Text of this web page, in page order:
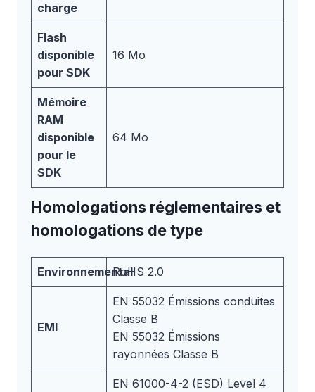
charge
Flash
disponible
pour SDK
16 Mo
Mémoire
RAM
disponible
pour le
SDK
64 Mo
Homologations réglementaires et
homologations de type
EnvironnementalRoHS 2.0
EMI
EN 55032 Émissions conduites
Classe B
EN 55032 Émissions
rayonnées Classe B
EN 61000-4-2 (ESD) Level 4